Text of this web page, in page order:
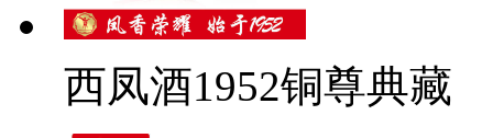
西凤酒1952铜尊典藏